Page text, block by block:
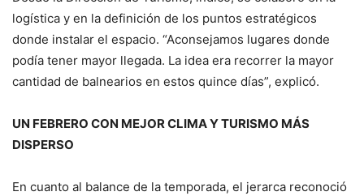
logística y en la definición de los puntos estratégicos
donde instalar el espacio. “Aconsejamos lugares donde
podía tener mayor llegada. La idea era recorrer la mayor
cantidad de balnearios en estos quince días”, explicó.
UN FEBRERO CON MEJOR CLIMA Y TURISMO MÁS
DISPERSO
En cuanto al balance de la temporada, el jerarca reconoció